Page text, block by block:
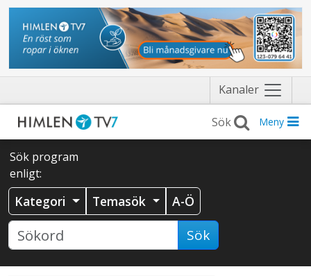
Kanaler Näytä
valikko
Meny
Sök program
enligt:
Kategori Temasök A-Ö
Sök